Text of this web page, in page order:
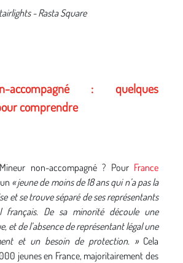
- Rasta Square
accompagné : quelques
comprendre
non-accompagné ? Pour France
« jeune de moins de 18 ans qui n’a pas la
et se trouve séparé de ses représentants
français. De sa minorité découle une
et de l’absence de représentant légal une
et un besoin de protection. »Cela
jeunes en France, majoritairement des